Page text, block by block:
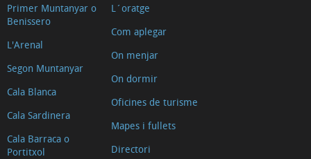
Primer Muntanyar o
Benissero
L'Arenal
Segon Muntanyar
Cala Blanca
Cala Sardinera
Cala Barraca o
Portitxol
L´oratge
Com aplegar
On menjar
On dormir
Oficines de turisme
Mapes i fullets
Directori